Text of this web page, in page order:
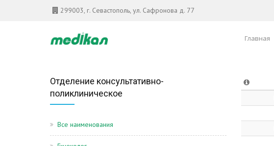
299003, г. Севастополь, ул. Сафронова д. 77
Главная
Отделение консультативно-
поликлиническое
Все наименования